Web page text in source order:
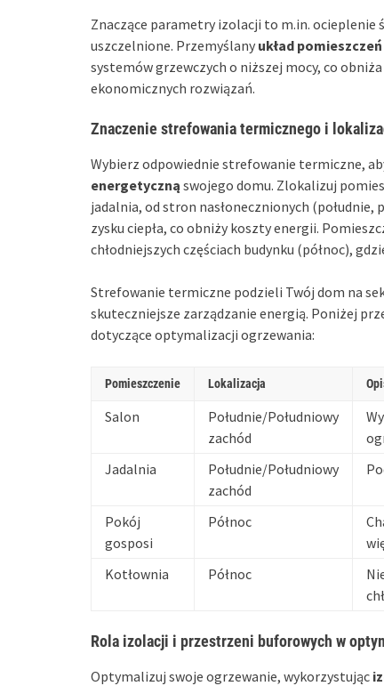
Znaczące parametry izolacji to m.in. ocieplenie
uszczelnione. Przemyślany układ pomieszczeń
systemów grzewczych o niższej mocy, co
ekonomicznych rozwiązań.
Znaczenie strefowania termicznego i
Wybierz odpowiednie strefowanie termiczne,
energetyczną swojego domu. Zlokalizuj
jadalnia, od stron nasłonecznionych
zysku ciepła, co obniży koszty energii.
chłodniejszych częściach budynku (północ),
Strefowanie termiczne podzieli Twój dom na
skuteczniejsze zarządzanie energią. Poniżej
dotyczące optymalizacji ogrzewania:
Pomieszczenie Lokalizacja
Salon
Południe/Południowy
zachód
Jadalnia
Południe/Południowy
zachód
Pokój
gosposi
Północ
Kotłownia
Północ
Rola izolacji i przestrzeni buforowych w
Optymalizuj swoje ogrzewanie, wykorzystując